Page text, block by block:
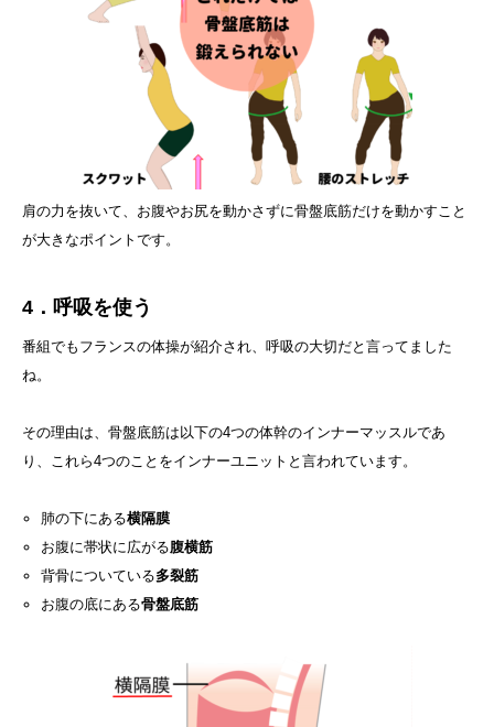
肩の力を抜いて、お腹やお尻を動かさずに骨盤底筋だけを動かすこと
が大きなポイントです。
4．呼吸を使う
番組でもフランスの体操が紹介され、呼吸の大切だと言ってました
ね。
その理由は、骨盤底筋は以下の4つの体幹のインナーマッスルであ
り、これら4つのことをインナーユニットと言われています。
肺の下にある横隔膜
お腹に帯状に広がる腹横筋
背骨についている多裂筋
お腹の底にある骨盤底筋